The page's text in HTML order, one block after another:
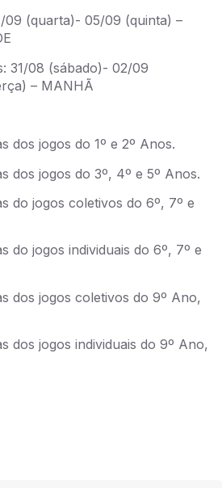
(quarta)- 05/09 (quinta) –
31/08 (sábado)- 02/09
– MANHÃ
dos jogos do 1º e 2º Anos.
dos jogos do 3º, 4º e 5º Anos.
do jogos coletivos do 6º, 7º e
do jogos individuais do 6º, 7º e
dos jogos coletivos do 9º Ano,
dos jogos individuais do 9º Ano,